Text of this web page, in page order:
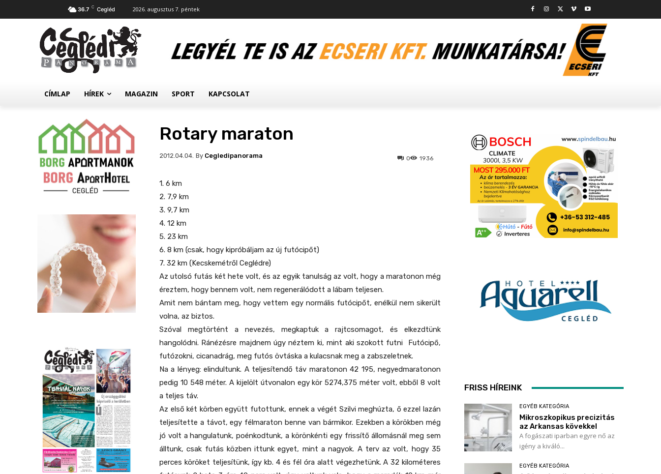
36.7 C Cegléd 2026. augusztus 7. péntek
CÍMLAP HÍREK MAGAZIN SPORT KAPCSOLAT
Rotary maraton
2012.04.04. 1936
0
By Cegledipanorama
1. 6 km
2. 7,9 km
3. 9,7 km
4. 12 km
5. 23 km
6. 8 km (csak, hogy kipróbáljam az új futócipőt)
7. 32 km (Kecskemétről Ceglédre)
Az utolsó futás két hete volt, és az egyik tanulság az volt, hogy a maratonon még
éreztem, hogy bennem volt, nem regenerálódott a lábam teljesen.
Amit nem bántam meg, hogy vettem egy normális futócipőt, enélkül nem sikerült
volna, az biztos.
Szóval megtörtént a nevezés, megkaptuk a rajtcsomagot, és elkezdtünk
hangolódni. Ránézésre majdnem úgy néztem ki, mint aki szokott futni Futócipő,
futózokni, cicanadrág, meg futós övtáska a kulacsnak meg a zabszeletnek.
Na a lényeg: elindultunk. A teljesítendő táv maratonon 42 195, negyedmaratonon
pedig 10 548 méter. A kijelölt útvonalon egy kör 5274,375 méter volt, ebből 8 volt
a teljes táv.
Az első két körben együtt futottunk, ennek a végét Szilvi meghúzta, ő ezzel lazán
teljesítette a távot, egy félmaraton benne van bármikor. Ezekben a körökben még
jó volt a hangulatunk, poénkodtunk, a körönkénti egy frissítő állomásnál meg sem
álltunk, csak futás közben ittunk egyet, mint a nagyok. A terv az volt, hogy 35
perces köröket teljesítünk, így kb. 4 és fél óra alatt végezhetünk. A 32 kilométeres
FRISS HÍREINK
EGYÉB KATEGÓRIA
Mikroszkopikus precizitás
az Arkansas kövekkel
A fogászati iparban egyre nő az
igény a kiváló...
EGYÉB KATEGÓRIA